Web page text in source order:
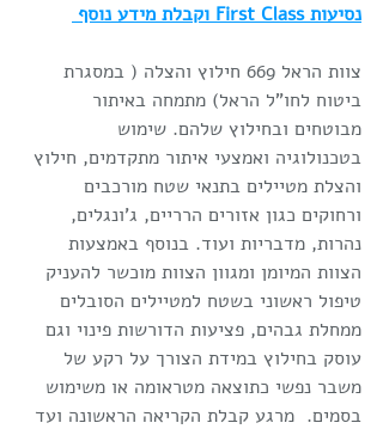
נסיעות First Class וקבלת מידע נוסף
​צוות הראל 669 חילוץ והצלה ( במסגרת
ביטוח לחו"ל הראל) מתמחה באיתור
מבוטחים ובחילוץ שלהם. שימוש
בטכנולוגיה ואמצעי איתור מתקדמים, חילוץ
והצלת מטיילים בתנאי שטח מורכבים
ורחוקים כגון אזורים הרריים, ג'ונגלים,
נהרות, מדבריות ועוד. בנוסף באמצעות
הצוות המיומן ומגוון הצוות מוכשר להעניק
טיפול ראשוני בשטח למטיילים הסובלים
ממחלת גבהים, פציעות הדורשות פינוי וגם
עוסק בחילוץ במידת הצורך על רקע של
משבר נפשי כתוצאה מטראומה או משימוש
בסמים.  מרגע קבלת הקריאה הראשונה ועד